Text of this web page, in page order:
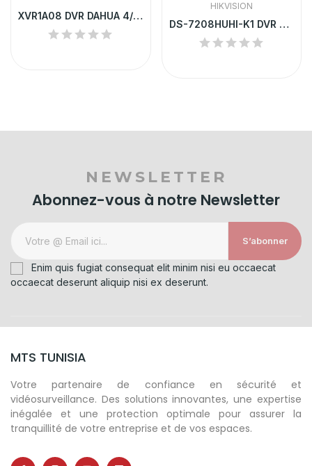
XVR1A08 DVR DAHUA 4/8 CHANNEL 1U H.264
HIKVISION
DS-7208HUHI-K1 DVR HIKVISION 8 CHANNEL TURBO...
NEWSLETTER
Abonnez-vous à notre Newsletter
S’abonner
Enim quis fugiat consequat elit minim nisi eu occaecat
occaecat deserunt aliquip nisi ex deserunt.
MTS TUNISIA
Votre partenaire de confiance en sécurité et
vidéosurveillance. Des solutions innovantes, une expertise
inégalée et une protection optimale pour assurer la
tranquillité de votre entreprise et de vos espaces.